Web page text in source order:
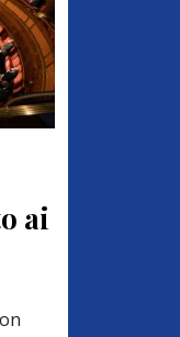
ai